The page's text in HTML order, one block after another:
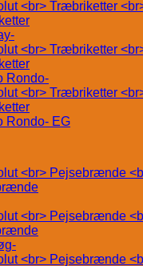
Rondo-
Rondo- EG